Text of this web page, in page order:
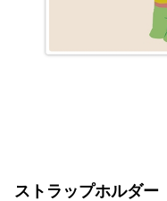
ストラップホルダー